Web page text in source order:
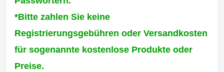
*Bitte zahlen Sie keine
Registrierungsgebühren oder Versandkosten
für sogenannte kostenlose Produkte oder
Preise.